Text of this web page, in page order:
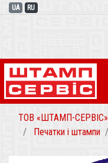
UA RU
ТОВ «ШТАМП-СЕРВІС»
Печатки і штампи